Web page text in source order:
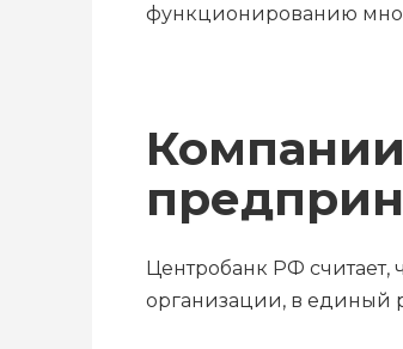
функционированию
Центробанк РФ
организации, в единый